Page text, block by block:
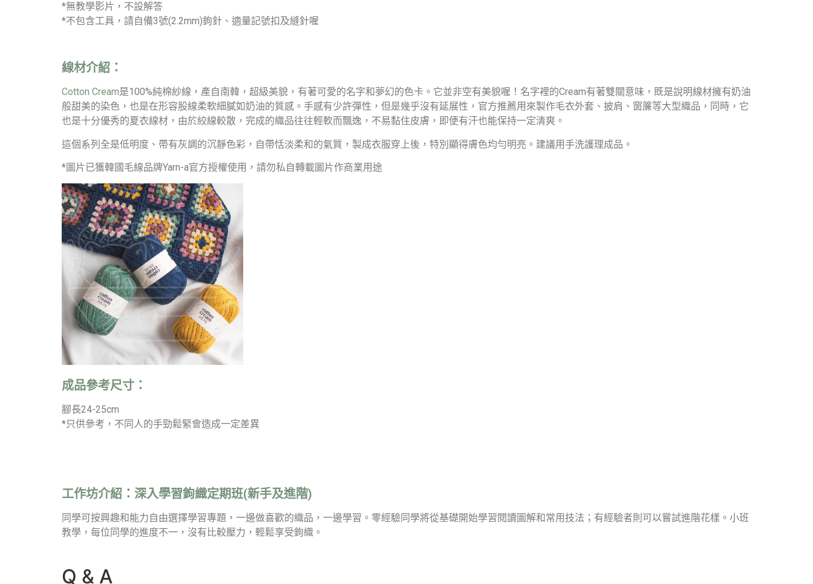
*無教學影片，不設解答
*不包含工具，請自備3號(2.2mm)鉤針、適量記號扣及縫針喔
線材介紹：
Cotton Cream是100%純棉紗線，產自南韓，超級美貌，有著可愛的名字和夢幻的色卡。它並非空有美貌喔！名字裡的Cream有著雙關意味，既是說明線材擁有奶油
般甜美的染色，也是在形容股線柔軟細膩如奶油的質感。手感有少許彈性，但是幾乎沒有延展性，官方推薦用來製作毛衣外套、披肩、窗簾等大型織品，同時，它
也是十分優秀的夏衣線材，由於絞線較散，完成的織品往往輕軟而飄逸，不易黏住皮膚，即便有汗也能保持一定清爽。
這個系列全是低明度、帶有灰調的沉靜色彩，自帶恬淡柔和的氣質，製成衣服穿上後，特別顯得膚色均勻明亮。建議用手洗護理成品。
*圖片已獲韓國毛線品牌Yarn-a官方授權使用，請勿私自轉載圖片作商業用途
成品參考尺寸：
腳長24-25cm
*只供參考，不同人的手勁鬆緊會造成一定差異
工作坊介紹： 深入學習鉤織定期班(新手及進階)
同學可按興趣和能力自由選擇學習專題，一邊做喜歡的織品，一邊學習。零經驗同學將從基礎開始學習閱讀圖解和常用技法；有經驗者則可以嘗試進階花樣。小班
教學，每位同學的進度不一，沒有比較壓力，輕鬆享受鉤織。
Q & A